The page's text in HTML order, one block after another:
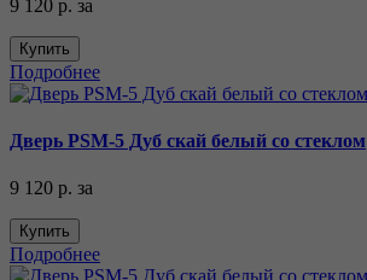
9 120 р. за
Купить
Подробнее
Дверь PSM-5 Дуб скай белый со стеклом
9 120 р. за
Купить
Подробнее